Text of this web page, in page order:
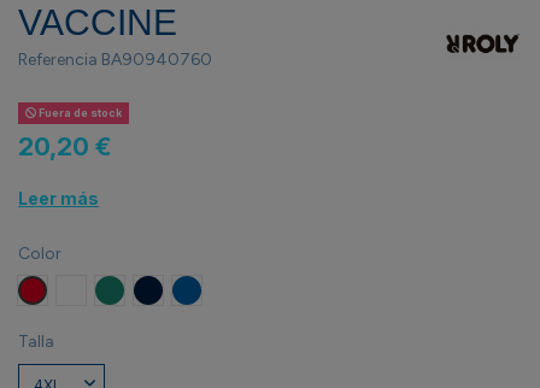
VACCINE
Referencia BA90940760
Fuera de stock
20,20 €
Leer más
Color
Rojo Blanco VERDE LABMARINOROYAL
Talla